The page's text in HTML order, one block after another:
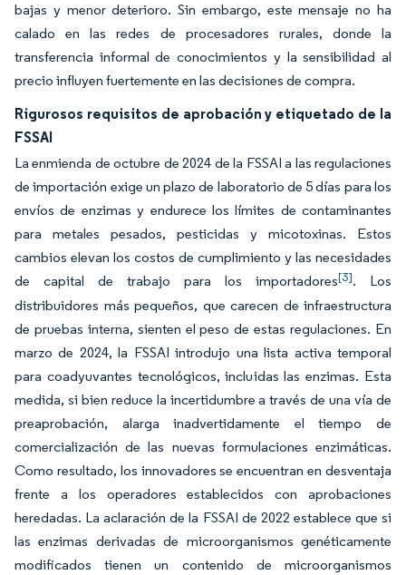
bajas y menor deterioro. Sin embargo, este mensaje no ha
calado en las redes de procesadores rurales, donde la
transferencia informal de conocimientos y la sensibilidad al
precio influyen fuertemente en las decisiones de compra.
Rigurosos requisitos de aprobación y etiquetado de la
FSSAI
La enmienda de octubre de 2024 de la FSSAI a las regulaciones
de importación exige un plazo de laboratorio de 5 días para los
envíos de enzimas y endurece los límites de contaminantes
para metales pesados, pesticidas y micotoxinas. Estos
cambios elevan los costos de cumplimiento y las necesidades
de capital de trabajo para los importadores[3]. Los
distribuidores más pequeños, que carecen de infraestructura
de pruebas interna, sienten el peso de estas regulaciones. En
marzo de 2024, la FSSAI introdujo una lista activa temporal
para coadyuvantes tecnológicos, incluidas las enzimas. Esta
medida, si bien reduce la incertidumbre a través de una vía de
preaprobación, alarga inadvertidamente el tiempo de
comercialización de las nuevas formulaciones enzimáticas.
Como resultado, los innovadores se encuentran en desventaja
frente a los operadores establecidos con aprobaciones
heredadas. La aclaración de la FSSAI de 2022 establece que si
las enzimas derivadas de microorganismos genéticamente
modificados tienen un contenido de microorganismos